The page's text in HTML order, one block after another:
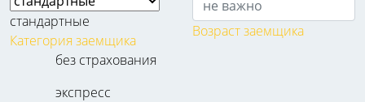
стандартные
Категория заемщика
Возраст заемщика
без страхования
экспресс